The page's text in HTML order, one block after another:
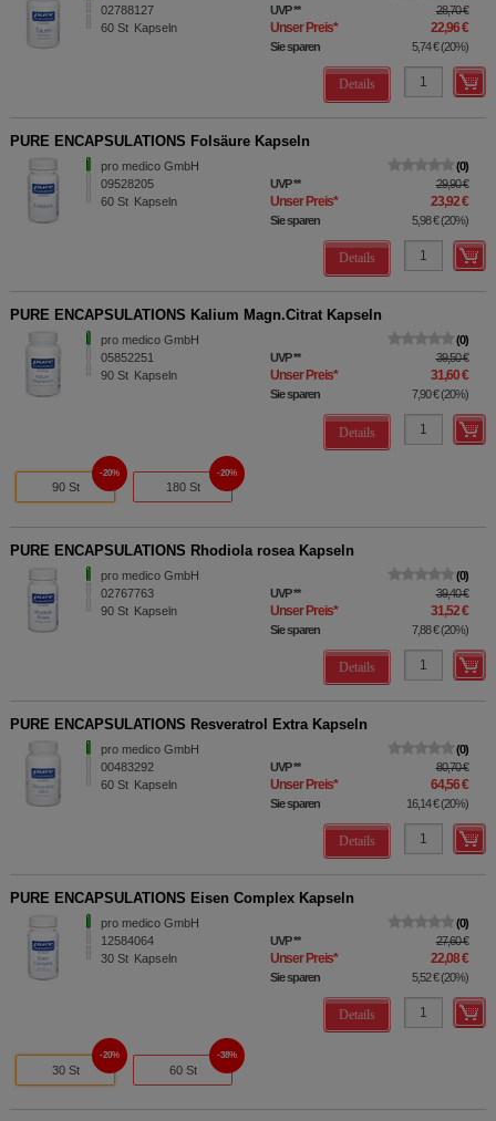
02788127
60 St Kapseln
UVP** 28,70 €
Unser Preis* 22,96 €
Sie sparen 5,74 €(20%)
Details
PURE ENCAPSULATIONS Folsäure Kapseln
pro medico GmbH
09528205
60 St Kapseln
0
UVP** 29,90 €
Unser Preis* 23,92 €
Sie sparen 5,98 €(20%)
Details
PURE ENCAPSULATIONS Kalium Magn.Citrat Kapseln
pro medico GmbH
05852251
90 St Kapseln
0
UVP** 39,50 €
Unser Preis* 31,60 €
Sie sparen 7,90 €(20%)
Details
90 St
20%
180 St
20%
PURE ENCAPSULATIONS Rhodiola rosea Kapseln
pro medico GmbH
02767763
90 St Kapseln
0
UVP** 39,40 €
Unser Preis* 31,52 €
Sie sparen 7,88 €(20%)
Details
PURE ENCAPSULATIONS Resveratrol Extra Kapseln
pro medico GmbH
00483292
60 St Kapseln
0
UVP** 80,70 €
Unser Preis* 64,56 €
Sie sparen 16,14 €(20%)
Details
PURE ENCAPSULATIONS Eisen Complex Kapseln
pro medico GmbH
12584064
30 St Kapseln
0
UVP** 27,60 €
Unser Preis* 22,08 €
Sie sparen 5,52 €(20%)
Details
30 St
20%
60 St
38%